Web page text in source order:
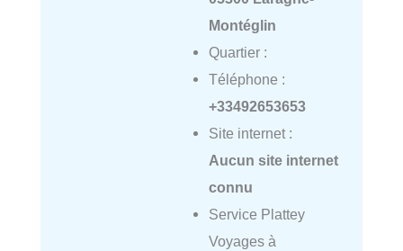
Montéglin
Quartier :
Téléphone :
+33492653653
Site internet :
Aucun site internet
connu
Service Plattey
Voyages à